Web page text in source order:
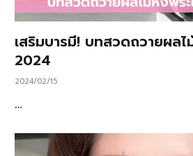
เสริมบารมี! บทสวดถวายผลไ
2024
2024/02/15
…